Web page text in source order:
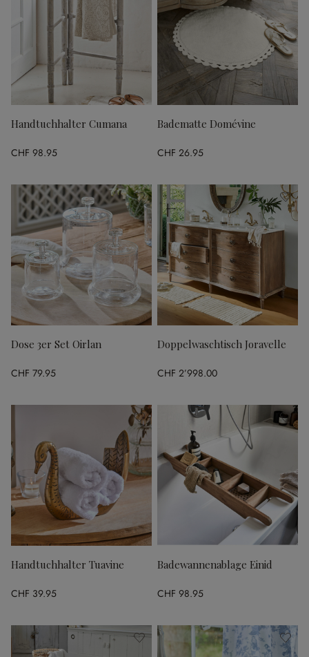
Handtuchhalter Cumana
CHF 98.95
Badematte Domévine
CHF 26.95
Dose 3er Set Oirlan
CHF 79.95
Doppelwaschtisch Joravelle
CHF 2’998.00
Handtuchhalter Tuavine
CHF 39.95
Badewannenablage Einid
CHF 98.95